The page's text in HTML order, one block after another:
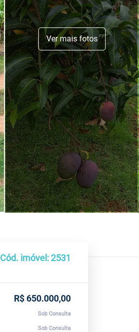
Ver mais fotos
Cód. imóvel: 2531
R$ 650.000,00
Sob Consulta
Sob Consulta